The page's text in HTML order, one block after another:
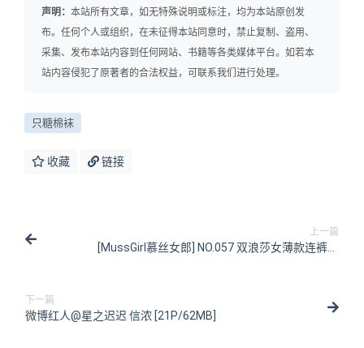
声明： 本站所有文章，如无特殊说明或标注，均为本站原创发
布。任何个人或组织，在未征得本站同意时，禁止复制、盗用、
采集、发布本站内容到任何网站、书籍等各类媒体平台。如若本
站内容侵犯了原著者的合法权益，可联系我们进行处理。
只糖棉袜
收藏 链接
上一篇
[MussGirl慕丝女郎] NO.057 双浪莎女薄款连裤袜
下一篇
微博红人@星之迟迟 信浓 [21P/62MB]